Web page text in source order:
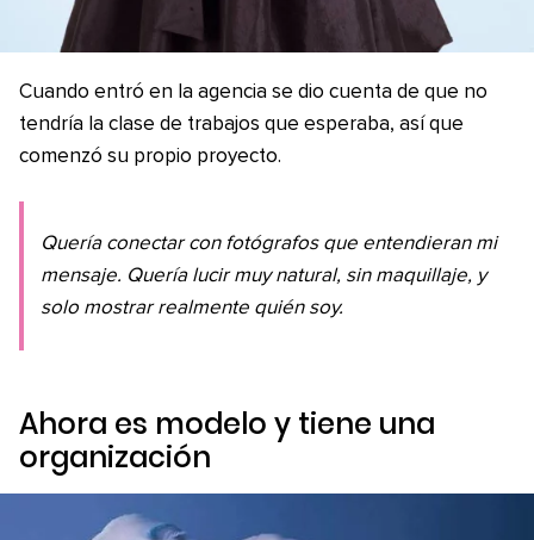
Cuando entró en la agencia se dio cuenta de que no
tendría la clase de trabajos que esperaba, así que
comenzó su propio proyecto.
Quería conectar con fotógrafos que entendieran mi
mensaje. Quería lucir muy natural, sin maquillaje, y
solo mostrar realmente quién soy.
Ahora es modelo y tiene una
organización